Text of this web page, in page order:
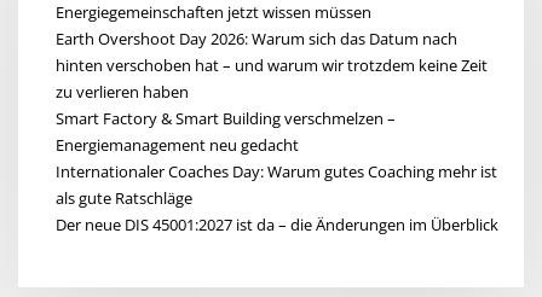
Energiegemeinschaften jetzt wissen müssen
Earth Overshoot Day 2026: Warum sich das Datum nach
hinten verschoben hat – und warum wir trotzdem keine Zeit
zu verlieren haben
Smart Factory & Smart Building verschmelzen –
Energiemanagement neu gedacht
Internationaler Coaches Day: Warum gutes Coaching mehr ist
als gute Ratschläge
Der neue DIS 45001:2027 ist da – die Änderungen im Überblick